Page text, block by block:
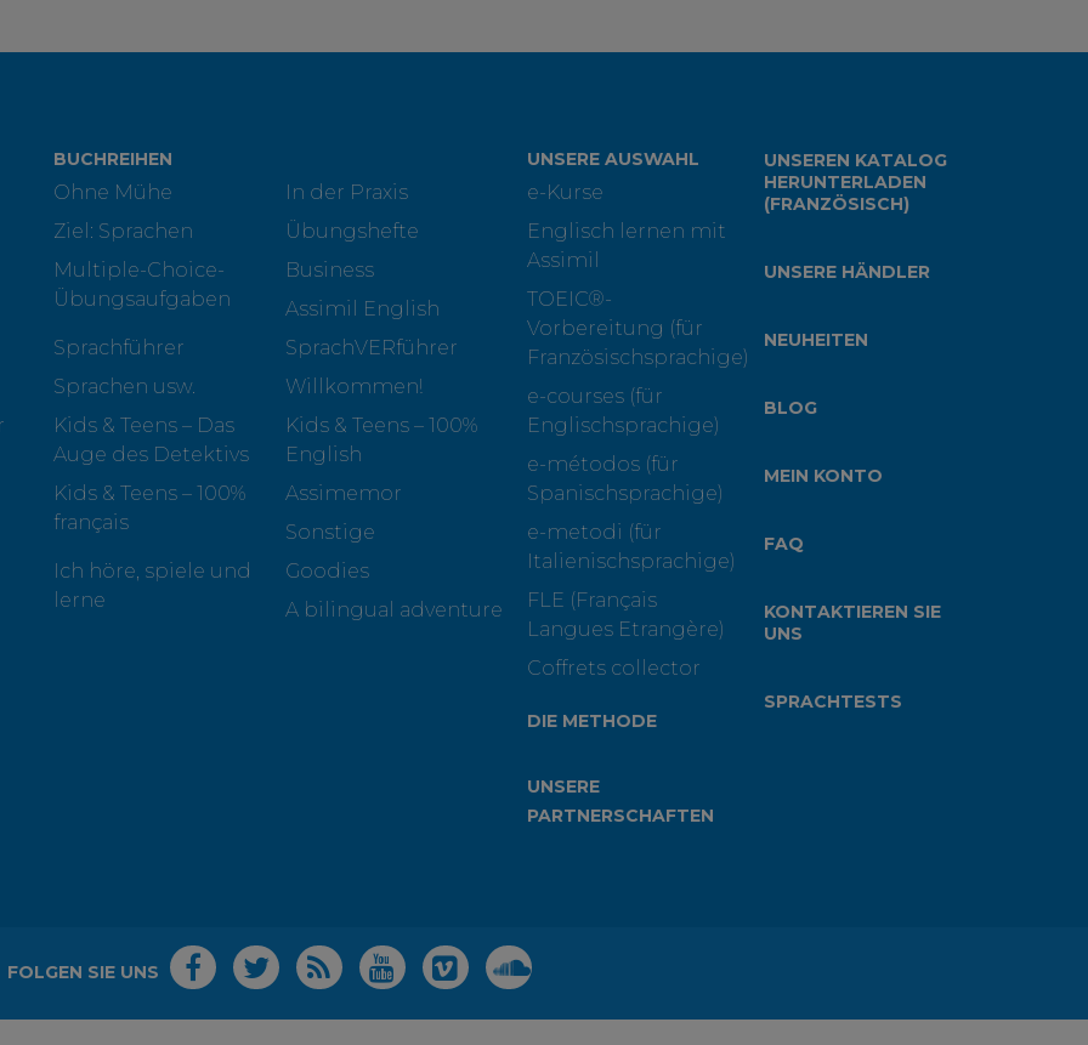
BUCHREIHEN
Ohne Mühe
In der Praxis
Ziel: Sprachen
Übungshefte
Multiple-Choice-
Übungsaufgaben
Business
Assimil English
Sprachführer
SprachVERführer
Sprachen usw.
Willkommen!
Kids & Teens – Das
Auge des Detektivs
Kids & Teens – 100%
English
Kids & Teens – 100%
français
Assimemor
Sonstige
Ich höre, spiele und
lerne
Goodies
A bilingual adventure
UNSERE AUSWAHL
e-Kurse
Englisch lernen mit
Assimil
TOEIC®-
Vorbereitung (für
Französischsprachige)
e-courses (für
Englischsprachige)
e-métodos (für
Spanischsprachige)
e-metodi (für
Italienischsprachige)
FLE (Français
Langues Etrangère)
Coffrets collector
DIE METHODE
UNSERE
PARTNERSCHAFTEN
UNSEREN KATALOG
HERUNTERLADEN
(FRANZÖSISCH)
UNSERE HÄNDLER
NEUHEITEN
BLOG
MEIN KONTO
FAQ
KONTAKTIEREN SIE
UNS
SPRACHTESTS
FOLGEN SIE UNS